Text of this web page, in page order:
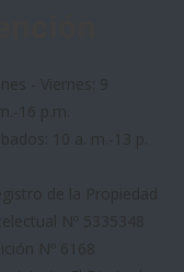
- Viernes: 9
16 p.m.
10 a. m.-13 p.
de la Propiedad
Nº 5335348
Nº 6168